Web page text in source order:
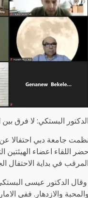
الدكتور البستكي: لا فرق
نظمت جامعة دبي احتفالا عن
حضر اللقاء اعضاء الهيئتين
المرقب في بداية الاحتفال
وقال الدكتور عيسى
والمحبة والازدهار. ففي